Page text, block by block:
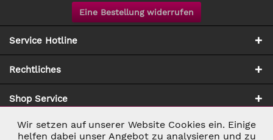
Eine Bestellung widerrufen
Service Hotline
Rechtliches
Shop Service
Zahlung & Versand
Notwendig Aktiv
Wir setzen auf unserer Website Cookies ein. Einige
helfen dabei unser Angebot zu analysieren und zu